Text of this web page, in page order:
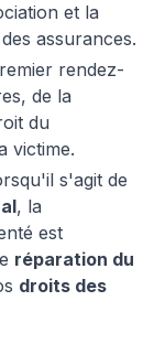
et la
assurances.
rendez-
de la
du
victime.
s'agit de
, la
est
réparation du
droits des